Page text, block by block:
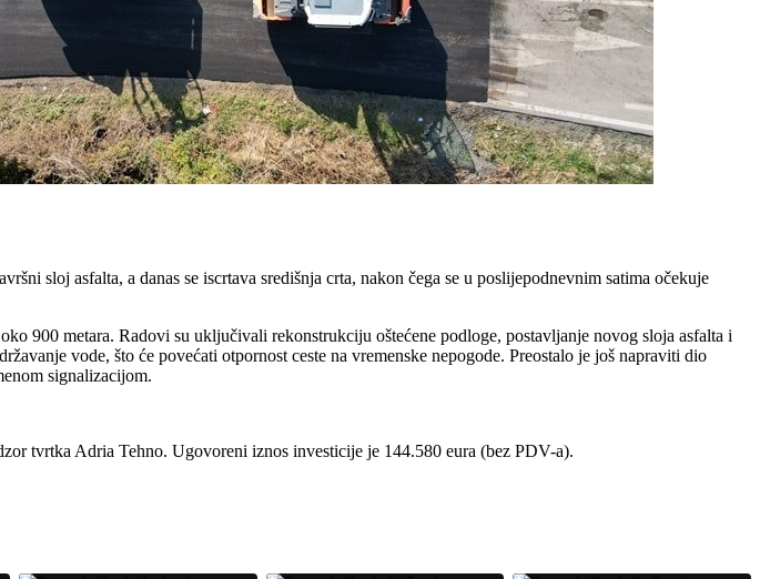
sloj asfalta, a danas se iscrtava središnja crta, nakon čega se u poslijepodnevnim satima očekuje
900 metara. Radovi su uključivali rekonstrukciju oštećene podloge, postavljanje novog sloja asfalta i
vode, što će povećati otpornost ceste na vremenske nepogode. Preostalo je još napraviti dio
signalizacijom.
tvrtka Adria Tehno. Ugovoreni iznos investicije je 144.580 eura (bez PDV-a).